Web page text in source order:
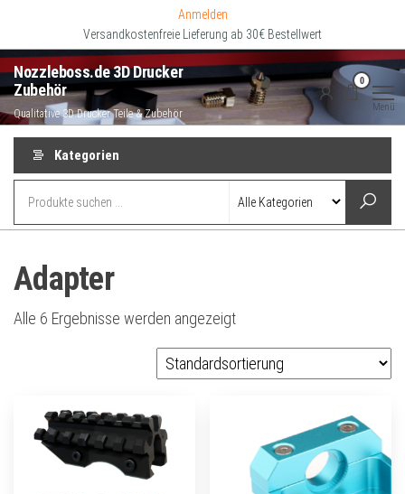
springen
Anmelden
Versandkostenfreie Lieferung ab 30€ Bestellwert
Nozzleboss.de 3D Drucker
Zubehör
Qualitative 3D Drucker Teile & Zubehör
0
Menü
Kategorien
Adapter
Alle 6 Ergebnisse werden angezeigt